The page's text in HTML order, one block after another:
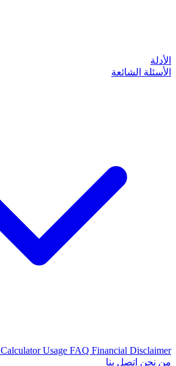
الأدلة
الأسئلة الشائعة
Calculator Usage FAQ Financial Disclaimer
من نحن اتصل بنا